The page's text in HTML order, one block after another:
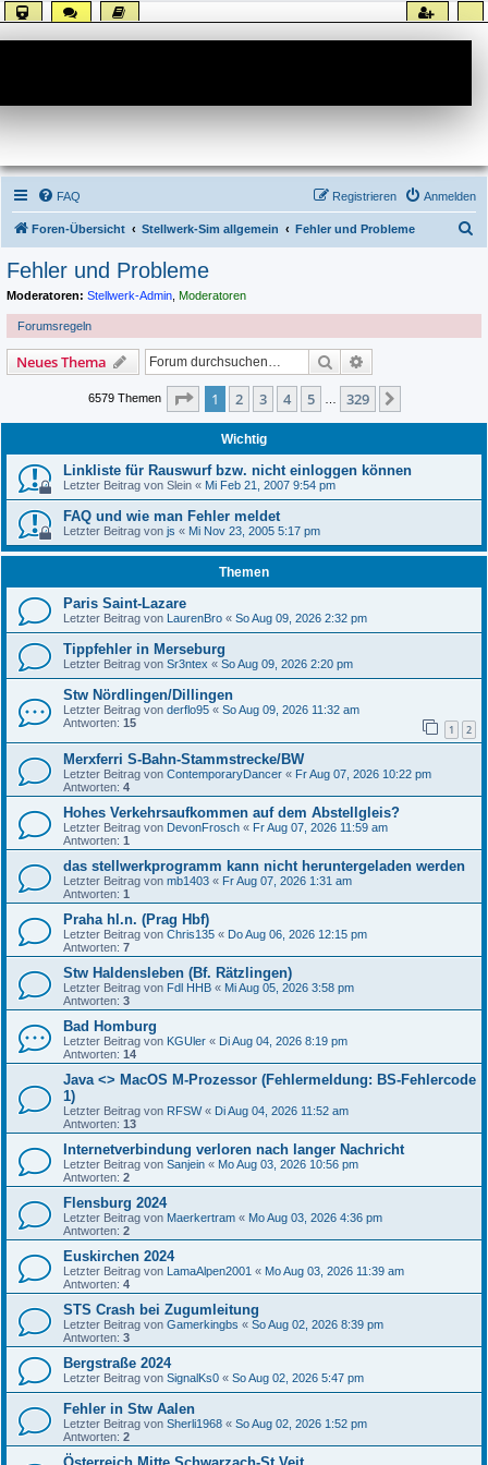
FAQ Anmelden
Registrieren
Foren-Übersicht Stellwerk-Sim allgemein Fehler und Probleme
Fehler und Probleme
Moderatoren: Stellwerk-Admin Moderatoren
Forumsregeln
Neues Thema Suche
6579 Themen Seite 1von 329
1 2 3 4 5 329
Wichtig
Linkliste für Rauswurf bzw. nicht einloggen können
Letzter Beitrag von Slein « Mi Feb 21, 2007 9:54 pm
FAQ und wie man Fehler meldet
Letzter Beitrag von js « Mi Nov 23, 2005 5:17 pm
Themen
Paris Saint-Lazare
Letzter Beitrag von LaurenBro « So Aug 09, 2026 2:32 pm
Tippfehler in Merseburg
Letzter Beitrag von Sr3ntex « So Aug 09, 2026 2:20 pm
Stw Nördlingen/Dillingen
Letzter Beitrag von derflo95 « So Aug 09, 2026 11:32 am
Antworten: 15 1 2
Merxferri S-Bahn-Stammstrecke/BW
Letzter Beitrag von ContemporaryDancer « Fr Aug 07, 2026 10:22 pm
Antworten: 4
Hohes Verkehrsaufkommen auf dem Abstellgleis?
Letzter Beitrag von DevonFrosch « Fr Aug 07, 2026 11:59 am
Antworten: 1
das stellwerkprogramm kann nicht heruntergeladen werden
Letzter Beitrag von mb1403 « Fr Aug 07, 2026 1:31 am
Antworten: 1
Praha hl.n. (Prag Hbf)
Letzter Beitrag von Chris135 « Do Aug 06, 2026 12:15 pm
Antworten: 7
Stw Haldensleben (Bf. Rätzlingen)
Letzter Beitrag von Fdl HHB « Mi Aug 05, 2026 3:58 pm
Antworten: 3
Bad Homburg
Letzter Beitrag von KGUler « Di Aug 04, 2026 8:19 pm
Antworten: 14
Java <> MacOS M-Prozessor (Fehlermeldung: BS-Fehlercode
1)
Letzter Beitrag von RFSW« Di Aug 04, 2026 11:52 am
Antworten: 13
Internetverbindung verloren nach langer Nachricht
Letzter Beitrag von Sanjein « Mo Aug 03, 2026 10:56 pm
Antworten: 2
Flensburg 2024
Letzter Beitrag von Maerkertram « Mo Aug 03, 2026 4:36 pm
Antworten: 2
Euskirchen 2024
Letzter Beitrag von LamaAlpen2001 « Mo Aug 03, 2026 11:39 am
Antworten: 4
STS Crash bei Zugumleitung
Letzter Beitrag von Gamerkingbs « So Aug 02, 2026 8:39 pm
Antworten: 3
Bergstraße 2024
Letzter Beitrag von SignalKs0 « So Aug 02, 2026 5:47 pm
Fehler in Stw Aalen
Letzter Beitrag von Sherli1968 « So Aug 02, 2026 1:52 pm
Antworten: 2